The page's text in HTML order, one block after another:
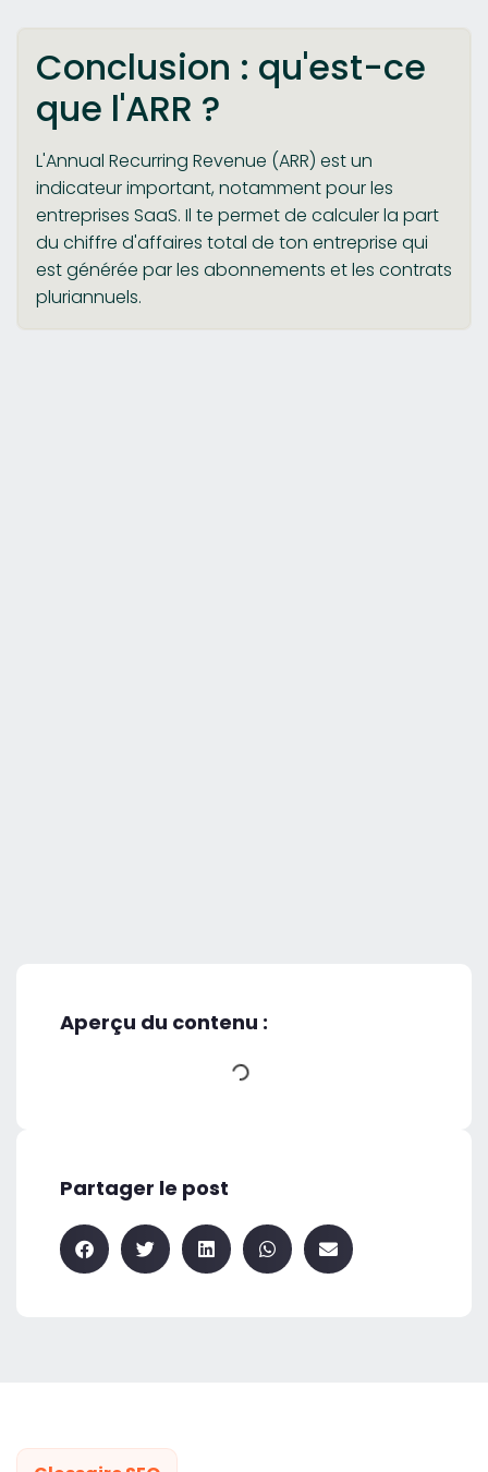
Conclusion : qu'est-ce
que l'ARR ?
L'Annual Recurring Revenue (ARR) est un
indicateur important, notamment pour les
entreprises SaaS. Il te permet de calculer la part
du chiffre d'affaires total de ton entreprise qui
est générée par les abonnements et les contrats
pluriannuels.
Aperçu du contenu :
Partager le post